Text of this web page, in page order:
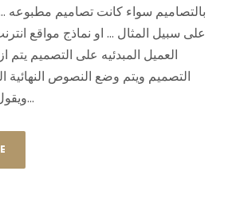
بالتصاميم سواء كانت تصاميم مطبوعه …
على سبيل المثال … او نماذج مواقع
العميل المبدئيه على التصميم يتم
التصميم ويتم وضع النصوص النهائية
ويقول البعض ان وضع...